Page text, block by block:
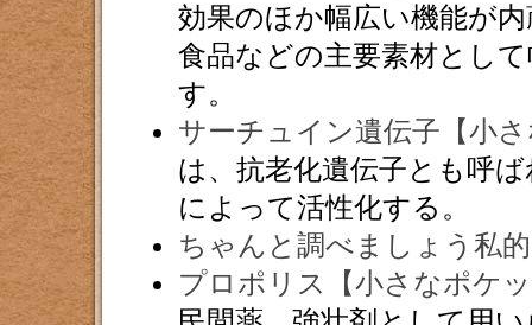
効果のほか幅広い機能が
食品などの主要素材とし
す。
サーチュイン遺伝子【小
は、抗老化遺伝子とも呼
によって活性化する。
ちゃんと調べましょう私
プロポリス【小さなポケ